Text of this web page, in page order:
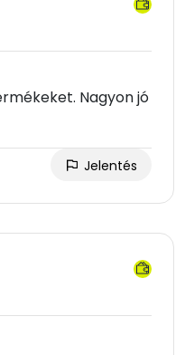
Nagyon jó
Jelentés